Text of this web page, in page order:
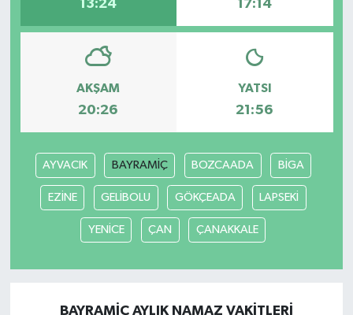
13:24 17:14
AKŞAM
20:26
YATSI
21:56
AYVACIK BAYRAMİÇ BOZCAADA BİGA
EZİNE GELİBOLU GÖKÇEADA LAPSEKİ
YENİCE ÇAN ÇANAKKALE
BAYRAMİÇ AYLIK NAMAZ VAKITLERI